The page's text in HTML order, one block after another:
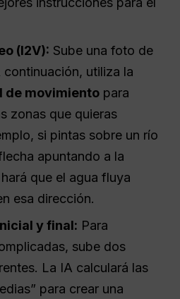
(I2V): Sube una foto de
utiliza la
de movimiento para
zonas que quieras
si pintas sobre un río
apuntando a la
que el agua fluya
esa dirección.
y final: Para
sube dos
La IA calculará las
para crear una